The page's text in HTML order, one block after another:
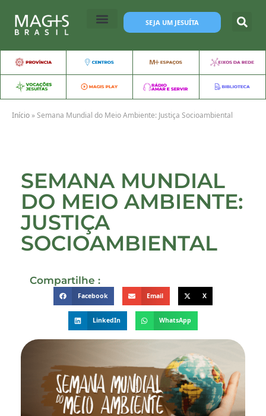
SEJA UM JESUÍTA
Início »Semana Mundial do Meio Ambiente: Justiça Socioambiental
SEMANA MUNDIAL
DO MEIO AMBIENTE:
JUSTIÇA
SOCIOAMBIENTAL
Compartilhe :
Facebook Email X
LinkedIn WhatsApp